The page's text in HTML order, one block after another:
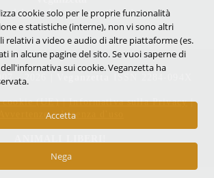
dal mondo vegan e antispecista
- 2026 |
(UE)|Informativa sulla Privacy|
Avvertenze e Licenza d'uso
cookie solo per le proprie funzionalità
e statistiche (interne), non vi sono altri
relativi a video e audio di altre piattaforme (es.
in alcune pagine del sito. Se vuoi saperne di
sui cookie. Veganzetta ha
Accetta
Nega